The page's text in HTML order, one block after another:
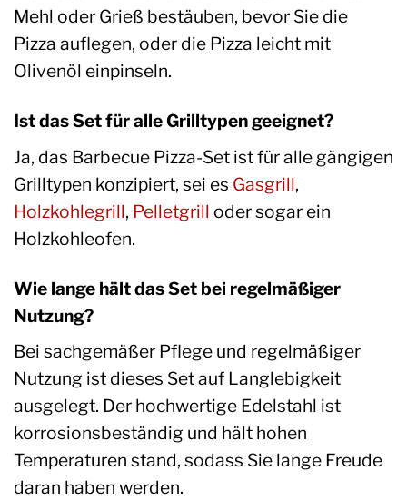
Mehl oder Grieß bestäuben, bevor Sie die
Pizza auflegen, oder die Pizza leicht mit
Olivenöl einpinseln.
Ist das Set für alle Grilltypen geeignet?
Ja, das Barbecue Pizza-Set ist für alle gängigen
Grilltypen konzipiert, sei es Gasgrill,
Holzkohlegrill, Pelletgrill oder sogar ein
Holzkohleofen.
Wie lange hält das Set bei regelmäßiger
Nutzung?
Bei sachgemäßer Pflege und regelmäßiger
Nutzung ist dieses Set auf Langlebigkeit
ausgelegt. Der hochwertige Edelstahl ist
korrosionsbeständig und hält hohen
Temperaturen stand, sodass Sie lange Freude
daran haben werden.